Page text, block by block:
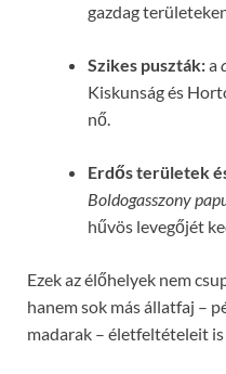
gazdag
Szikes puszták:a
Kiskunság és
nő.
Erdős területek
Boldogasszony
hűvös levegőjét
Ezek az élőhelyek nem
hanem sok más állatfaj –
madarak – életfeltételeit